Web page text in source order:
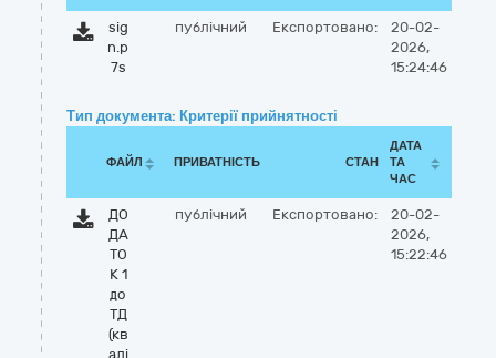
sig
n.p
7s
публічний Експортовано:
20-02-
2026,
15:24:46
Тип документа: Критерії прийнятності
ФАЙЛ ПРИВАТНІСТЬ СТАН
ДАТА
ТА
ЧАС
ДО
ДА
ТО
К 1
до
ТД
(кв
алі
публічний Експортовано:
20-02-
2026,
15:22:46